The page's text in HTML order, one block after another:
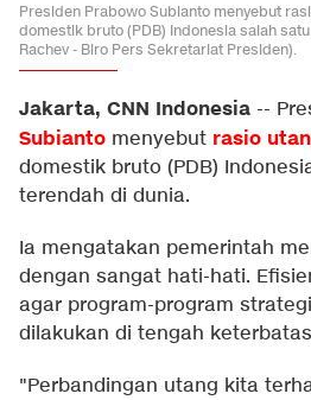
Presiden Prabowo Subianto menyebut
domestik bruto (PDB) Indonesia salah
Rachev - Biro Pers Sekretariat Presiden).
Jakarta, CNN Indonesia --
Subianto menyebut rasio
domestik bruto (PDB)
terendah di dunia.
Ia mengatakan pemerintah
dengan sangat hati-hati.
agar program-program
dilakukan di tengah
"Perbandingan utang kita